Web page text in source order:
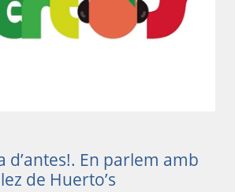
d’antes!. En parlem amb
de Huerto’s